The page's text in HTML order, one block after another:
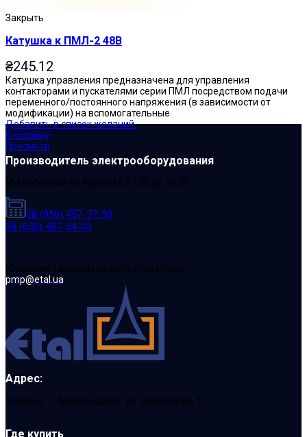
Закрыть
Катушка к ПМЛ-2 48В
₴245.12
Катушка управления предназначена для управления
контакторами и пускателями серии ПМЛ посредством подачи
переменного/постоянного напряжения (в зависимости от
модификации) на вспомогательные
Добавить в список желаний
В корзину
Просмотр
Производитель электрооборудования
Мы работаем по будням с 07:30 до 16:30
38 (050) 457-77-90
38 (050) 487-54-03
(Cогласно тарифам вашего оператора)
pmp@etal.ua
Адрес:
Украина, г. Александрия, ул. Заводская, 1
Где купить